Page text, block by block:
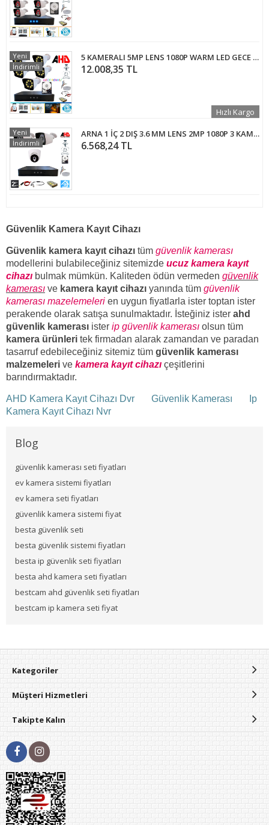
5 KAMERALI 5MP LENS 1080P WARM LED GECE RENKLİ 500 GB HDD DAHİL GÜVENLİK SETİ - 25500W
12.008,35 TL
Yeni
İndirimli
Hızlı Kargo
ARNA 1 İÇ 2 DIŞ 3.6 MM LENS 2MP 1080P 3 KAMERALI 320 GB HDD DAHİL GÜVENLİK SETİ - ST212320
6.568,24 TL
Yeni
İndirimli
Güvenlik Kamera Kayıt Cihazı
Güvenlik kamera kayıt cihazı tüm güvenlik kamerası
modellerini bulabileceğiniz sitemizde ucuz kamera kayıt
cihazı bulmak mümkün. Kaliteden ödün vermeden güvenlik
kamerası ve kamera kayıt cihazı yanında tüm güvenlik
kamerası mazelemeleri en uygun fiyatlarla ister toptan ister
perakende olarak satışa sunulmaktadır. İsteğiniz ister ahd
güvenlik kamerası ister ip güvenlik kamerası olsun tüm
kamera ürünleri tek firmadan alarak zamandan ve paradan
tasarruf edebileceğiniz sitemiz tüm güvenlik kamerası
malzemeleri ve kamera kayıt cihazı çeşitlerini
barındırmaktadır.
AHD Kamera Kayıt Cihazı Dvr Güvenlik Kamerası
Ip
Kamera Kayıt Cihazı Nvr
Blog
güvenlik kamerası seti fiyatları
ev kamera sistemi fiyatları
ev kamera seti fiyatları
güvenlik kamera sistemi fiyat
besta güvenlik seti
besta güvenlik sistemi fiyatları
besta ip güvenlik seti fiyatları
besta ahd kamera seti fiyatları
bestcam ahd güvenlik seti fiyatları
bestcam ip kamera seti fiyat
Kategoriler
Müşteri Hizmetleri
Takipte Kalın